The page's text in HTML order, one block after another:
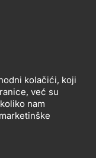
kolačići, koji
već su
nam